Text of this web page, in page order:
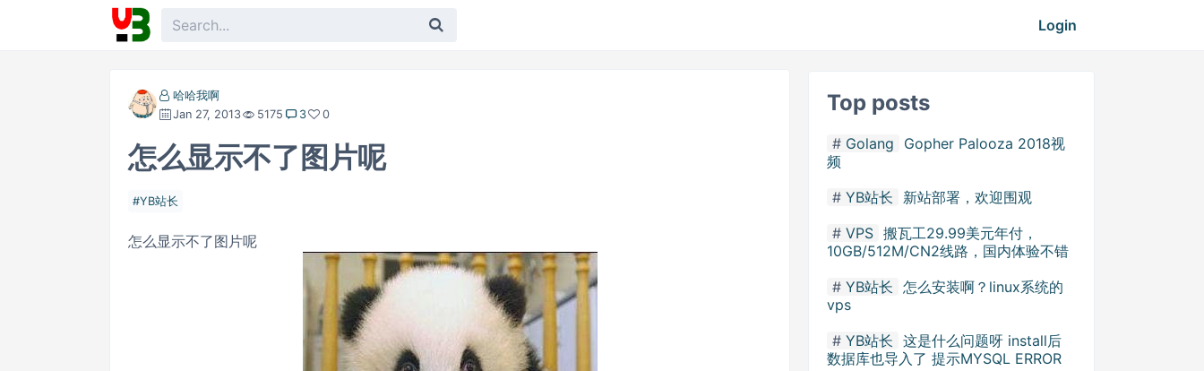
Login
哈哈我啊
Jan 27, 2013
5175 3 0
怎么显示不了图片呢
YB站长
怎么显示不了图片呢
Top posts
Golang
Gopher Palooza 2018视
频
YB站长
新站部署，欢迎围观
VPS 搬瓦工29.99美元年付，
10GB/512M/CN2线路，国内体验不错
YB站长 怎么安装啊？linux系统的
vps
YB站长 这是什么问题呀 install后
数据库也导入了 提示MYSQL ERROR